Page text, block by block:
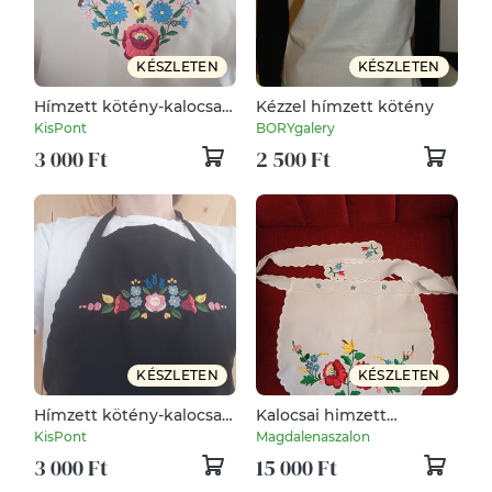
KÉSZLETEN
Hímzett kötény-kalocsa
szív/bézs
KisPont
3 000 Ft
KÉSZLETEN
Kézzel hímzett kötény
BORYgalery
2 500 Ft
KÉSZLETEN
Hímzett kötény-kalocsa
fűzér /fekete
KisPont
3 000 Ft
KÉSZLETEN
Kalocsai himzett
kötények eladóak.
Magdalenaszalon
15 000 Ft